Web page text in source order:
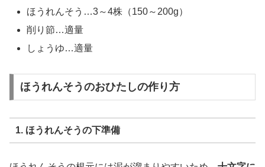
ほうれんそう…3～4株（150～200g）
削り節…適量
しょうゆ…適量
ほうれんそうのおひたしの作り方
1. ほうれんそうの下準備